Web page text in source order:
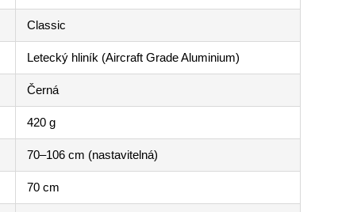
Classic
Letecký hliník (Aircraft Grade Aluminium)
Černá
420 g
70–106 cm (nastavitelná)
70 cm